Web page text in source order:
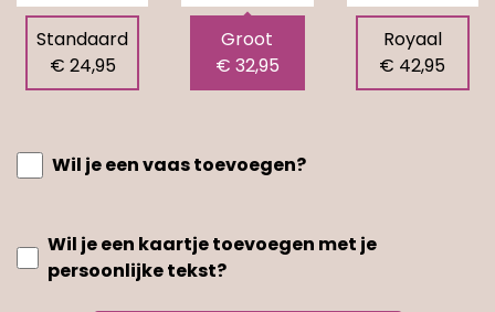
Standaard
€ 24,95
Groot
€ 32,95
Royaal
€ 42,95
Wil je een vaas toevoegen?
Wil je een kaartje toevoegen met je
persoonlijke tekst?